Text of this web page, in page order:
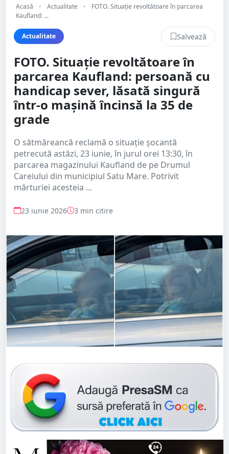
Acasă • Actualitate •
FOTO. Situație revoltătoare în parcarea
Kaufland: ...
Actualitate Salvează
FOTO. Situație revoltătoare în
parcarea Kaufland: persoană cu
handicap sever, lăsată singură
într-o mașină încinsă la 35 de
grade
O sătmăreancă reclamă o situație șocantă
petrecută astăzi, 23 iunie, în jurul orei 13:30, în
parcarea magazinului Kaufland de pe Drumul
Careiului din municipiul Satu Mare. Potrivit
mărturiei acesteia ...
23 iunie 2026 3 min citire